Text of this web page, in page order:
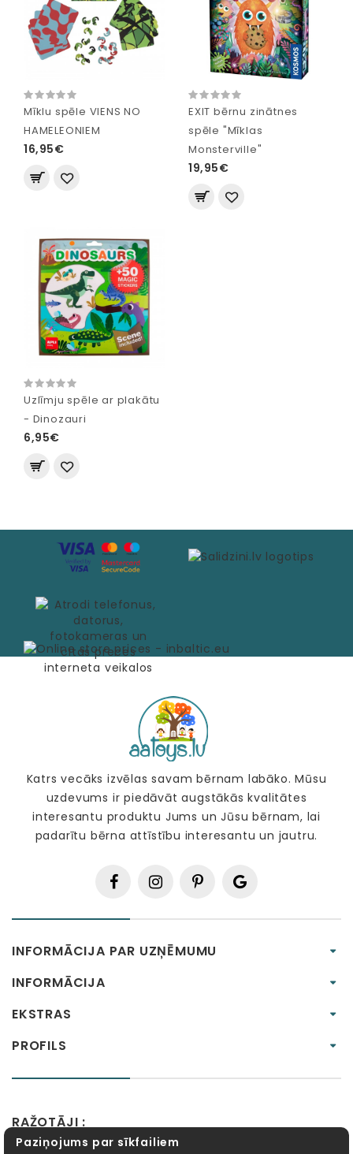
Mīklu spēle VIENS NO
HAMELEONIEM
16,95€
EXIT bērnu zinātnes
spēle "Mīklas
Monsterville"
19,95€
Uzlīmju spēle ar plakātu
- Dinozauri
6,95€
Katrs vecāks izvēlas savam bērnam labāko. Mūsu
uzdevums ir piedāvāt augstākās kvalitātes
interesantu produktu Jums un Jūsu bērnam, lai
padarītu bērna attīstību interesantu un jautru.
INFORMĀCIJA PAR UZŅĒMUMU
INFORMĀCIJA
EKSTRAS
PROFILS
RAŽOTĀJI :
Alexander Toys APLI kids
Paziņojums par sīkfailiem